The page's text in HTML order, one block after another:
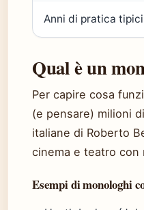
Anni di pratica tipici
Qual è un
Per capire cosa
(e pensare) milioni
italiane di Roberto
cinema e teatro con
Esempi di monologhi